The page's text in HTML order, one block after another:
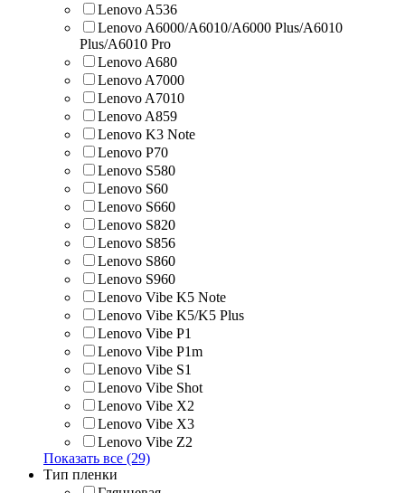
Lenovo A536
Lenovo A6000/A6010/A6000 Plus/A6010
Plus/A6010 Pro
Lenovo A680
Lenovo A7000
Lenovo A7010
Lenovo A859
Lenovo K3 Note
Lenovo P70
Lenovo S580
Lenovo S60
Lenovo S660
Lenovo S820
Lenovo S856
Lenovo S860
Lenovo S960
Lenovo Vibe K5 Note
Lenovo Vibe K5/K5 Plus
Lenovo Vibe P1
Lenovo Vibe P1m
Lenovo Vibe S1
Lenovo Vibe Shot
Lenovo Vibe X2
Lenovo Vibe X3
Lenovo Vibe Z2
Показать все (29)
Тип пленки